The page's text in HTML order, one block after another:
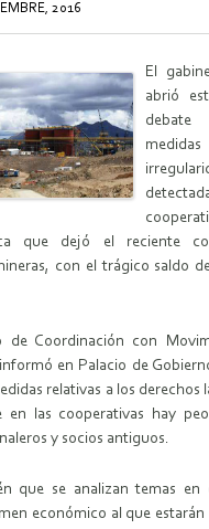
2016
El
abrió
que dejó el reciente
con el trágico saldo
de Coordinación con
en Palacio de
relativas a los derechos
en las cooperativas hay
y socios antiguos.
que se analizan temas en
económico al que estarán